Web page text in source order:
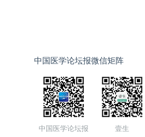
中国医学论坛报微信矩阵
中国医学论坛报 壹生